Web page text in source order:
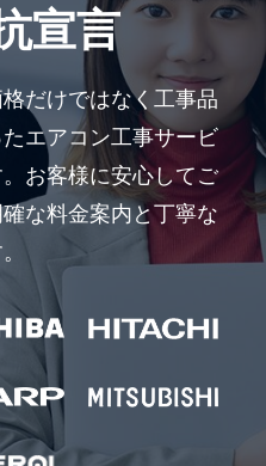
宣言
だけではなく工事品
エアコン工事サービ
お客様に安心してご
な料金案内と丁寧な